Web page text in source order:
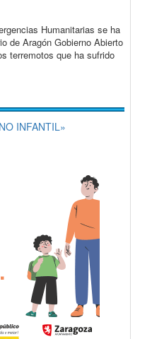
Humanitarias se ha
de Aragón Gobierno Abierto
terremotos que ha sufrido
INFANTIL»